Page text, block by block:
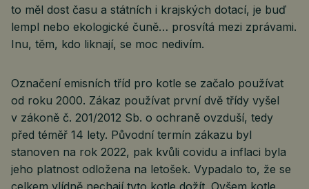
to měl dost času a státních i krajských dotací, je buď
lempl nebo ekologické čuně… prosvítá mezi zprávami.
Inu, těm, kdo liknají, se moc nedivím.
Označení emisních tříd pro kotle se začalo používat
od roku 2000. Zákaz používat první dvě třídy vyšel
v zákoně č. 201/2012 Sb. o ochraně ovzduší, tedy
před téměř 14 lety. Původní termín zákazu byl
stanoven na rok 2022, pak kvůli covidu a inflaci byla
jeho platnost odložena na letošek. Vypadalo to, že se
celkem vlídně nechají tyto kotle dožít. Ovšem kotle